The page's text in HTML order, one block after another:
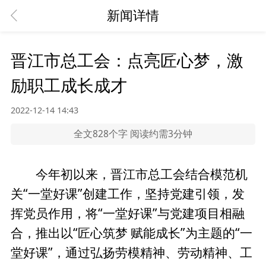
新闻详情
晋江市总工会：点亮匠心梦，激
励职工成长成才
2022-12-14 14:43
全文828个字 阅读约需3分钟
今年初以来，晋江市总工会结合模范机
关“一堂好课”创建工作，坚持党建引领，发
挥党员作用，将“一堂好课”与党建项目相融
合，推出以“匠心筑梦 赋能成长”为主题的“一
堂好课”，通过弘扬劳模精神、劳动精神、工